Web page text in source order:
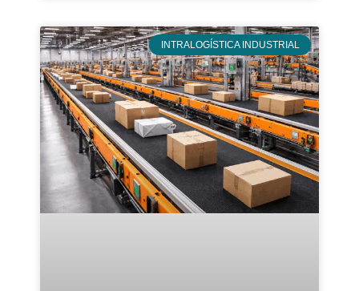
INTRALOGÍSTICA INDUSTRIAL